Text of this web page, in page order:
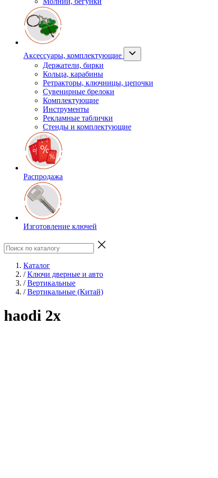
Аксессуары, комплектующие
Держатели, бирки
Кольца, карабины
Ретракторы, ключницы, цепочки
Сувенирные брелоки
Комплектующие
Инструменты
Рекламные таблички
Стенды и комплектующие
Распродажа
Изготовление ключей
Каталог
/ Ключи дверные и авто
/ Вертикальные
/ Вертикальные (Китай)
haodi 2x